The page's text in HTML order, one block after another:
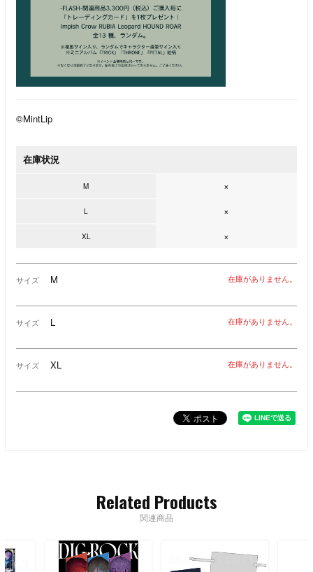
©MintLip
在庫状況
M ×
L ×
XL ×
サイズ M 在庫がありません。
サイズ L 在庫がありません。
サイズ XL 在庫がありません。
Related Products
関連商品